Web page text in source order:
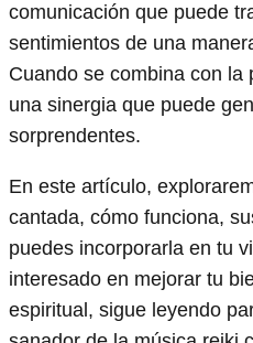
comunicación que puede
sentimientos de una
Cuando se combina con la
una sinergia que puede
sorprendentes.
En este artículo,
cantada, cómo funciona,
puedes incorporarla en tu
interesado en mejorar tu
espiritual, sigue leyendo